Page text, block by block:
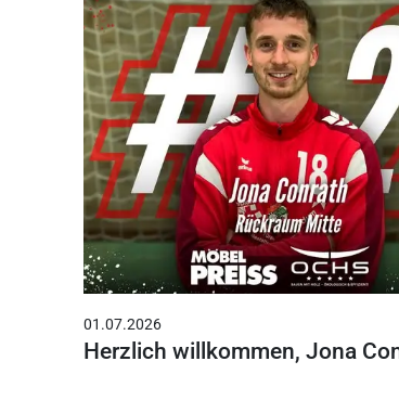
01.07.2026
Herzlich willkommen, Jona